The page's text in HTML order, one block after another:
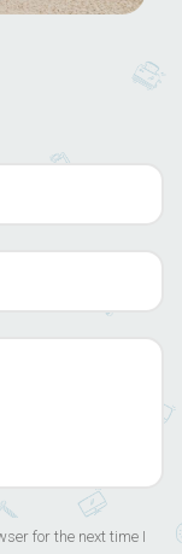
for the next time I